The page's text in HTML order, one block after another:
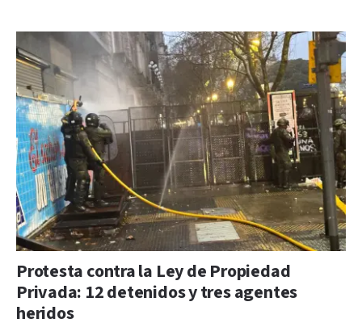
Protesta contra la Ley de Propiedad
Privada: 12 detenidos y tres agentes
heridos